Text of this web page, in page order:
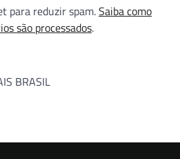
para reduzir spam.Saiba como
são processados.
BRASIL